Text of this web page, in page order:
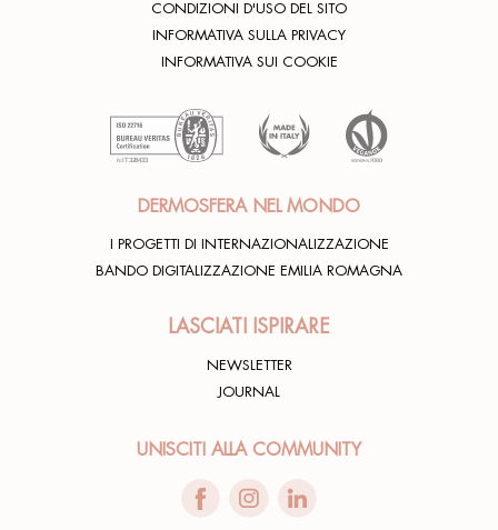
CONDIZIONI D'USO DEL SITO
INFORMATIVA SULLA PRIVACY
INFORMATIVA SUI COOKIE
DERMOSFERA NEL MONDO
I PROGETTI DI INTERNAZIONALIZZAZIONE
BANDO DIGITALIZZAZIONE EMILIA ROMAGNA
LASCIATI ISPIRARE
NEWSLETTER
JOURNAL
UNISCITI ALLA COMMUNITY